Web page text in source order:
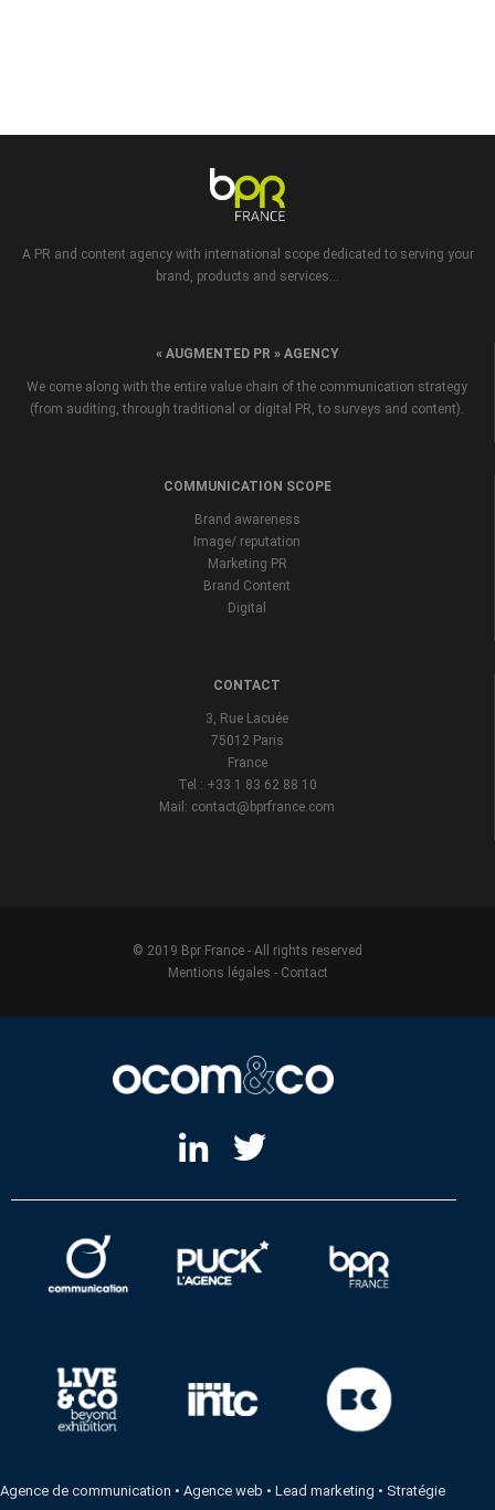
A PR and content agency with international scope dedicated to serving your
brand, products and services...
« AUGMENTED PR » AGENCY
We come along with the entire value chain of the communication strategy
(from auditing, through traditional or digital PR, to surveys and content).
COMMUNICATION SCOPE
Brand awareness
Image/ reputation
Marketing PR
Brand Content
Digital
CONTACT
3, Rue Lacuée
75012 Paris
France
Tel : +33 1 83 62 88 10
Mail: contact@bprfrance.com
© 2019 Bpr France - All rights reserved
Mentions légales - Contact
Agence de communication •Agence web •Lead marketing • Stratégie